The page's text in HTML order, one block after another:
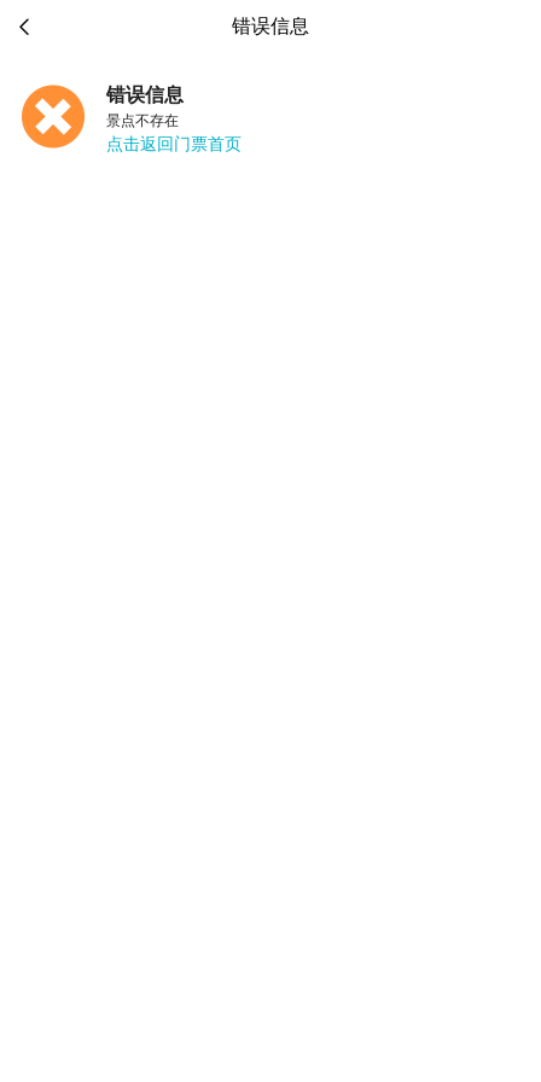
 错误信息
错误信息
景点不存在
点击返回门票首页